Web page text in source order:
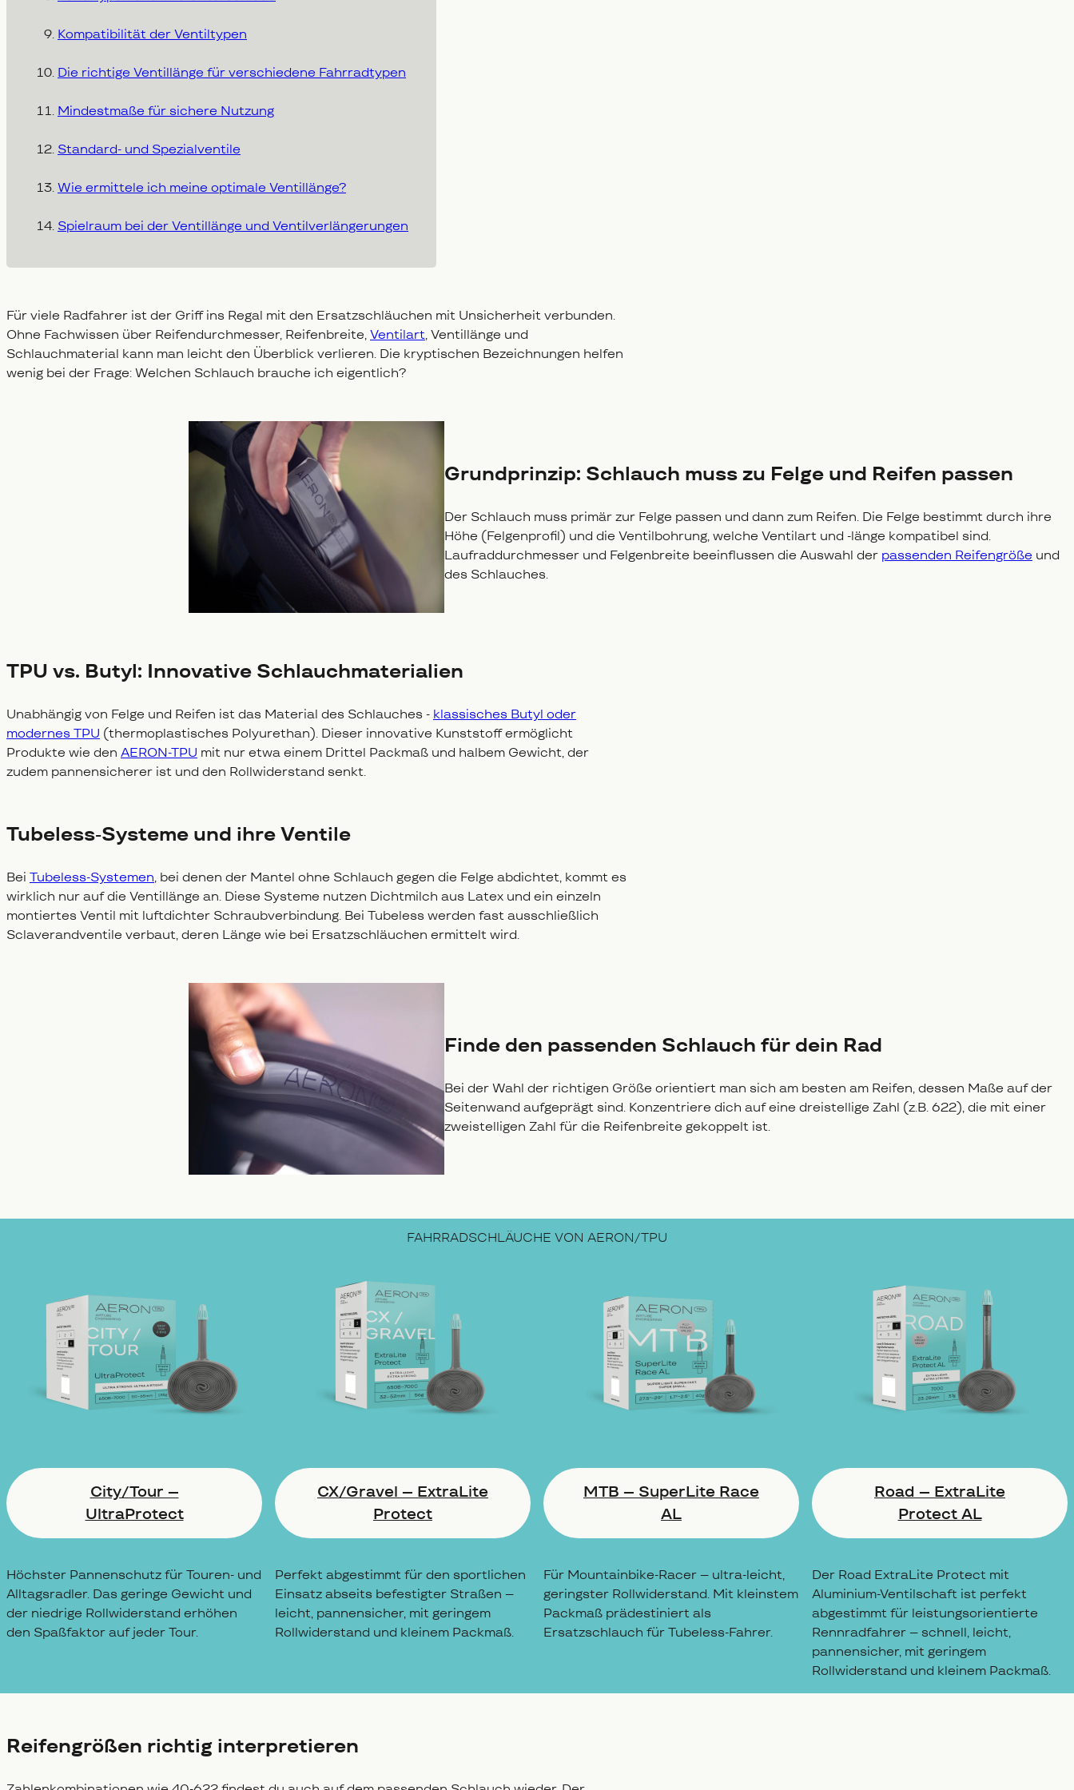
Kompatibilität der Ventiltypen
Die richtige Ventillänge für verschiedene Fahrradtypen
Mindestmaße für sichere Nutzung
Standard- und Spezialventile
Wie ermittele ich meine optimale Ventillänge?
Spielraum bei der Ventillänge und Ventilverlängerungen
Für viele Radfahrer ist der Griff ins Regal mit den Ersatzschläuchen mit Unsicherheit verbunden.
Ohne Fachwissen über Reifendurchmesser, Reifenbreite,Ventilart, Ventillänge und
Schlauchmaterial kann man leicht den Überblick verlieren. Die kryptischen Bezeichnungen helfen
wenig bei der Frage: Welchen Schlauch brauche ich eigentlich?
Grundprinzip: Schlauch muss zu Felge und Reifen passen
Der Schlauch muss primär zur Felge passen und dann zum Reifen. Die Felge bestimmt durch ihre
Höhe (Felgenprofil) und die Ventilbohrung, welche Ventilart und -länge kompatibel sind.
Laufraddurchmesser und Felgenbreite beeinflussen die Auswahl der passenden Reifengröße und
des Schlauches.
TPU vs. Butyl: Innovative Schlauchmaterialien
Unabhängig von Felge und Reifen ist das Material des Schlauches - klassisches Butyl oder
modernes TPU (thermoplastisches Polyurethan). Dieser innovative Kunststoff ermöglicht
Produkte wie den AERON-TPU mit nur etwa einem Drittel Packmaß und halbem Gewicht, der
zudem pannensicherer ist und den Rollwiderstand senkt.
Tubeless-Systeme und ihre Ventile
Bei Tubeless-Systemen, bei denen der Mantel ohne Schlauch gegen die Felge abdichtet, kommt es
wirklich nur auf die Ventillänge an. Diese Systeme nutzen Dichtmilch aus Latex und ein einzeln
montiertes Ventil mit luftdichter Schraubverbindung. Bei Tubeless werden fast ausschließlich
Sclaverandventile verbaut, deren Länge wie bei Ersatzschläuchen ermittelt wird.
Finde den passenden Schlauch für dein Rad
Bei der Wahl der richtigen Größe orientiert man sich am besten am Reifen, dessen Maße auf der
Seitenwand aufgeprägt sind. Konzentriere dich auf eine dreistellige Zahl (z.B. 622), die mit einer
zweistelligen Zahl für die Reifenbreite gekoppelt ist.
FAHRRADSCHLÄUCHE VON AERON/TPU
City/Tour –
UltraProtect
Höchster Pannenschutz für Touren- und
Alltagsradler. Das geringe Gewicht und
der niedrige Rollwiderstand erhöhen
den Spaßfaktor auf jeder Tour.
CX/Gravel – ExtraLite
Protect
Perfekt abgestimmt für den sportlichen
Einsatz abseits befestigter Straßen –
leicht, pannensicher, mit geringem
Rollwiderstand und kleinem Packmaß.
MTB – SuperLite Race
AL
Für Mountainbike-Racer – ultra-leicht,
geringster Rollwiderstand. Mit kleinstem
Packmaß prädestiniert als
Ersatzschlauch für Tubeless-Fahrer.
Road – ExtraLite
Protect AL
Der Road ExtraLite Protect mit
Aluminium-Ventilschaft ist perfekt
abgestimmt für leistungsorientierte
Rennradfahrer – schnell, leicht,
pannensicher, mit geringem
Rollwiderstand und kleinem Packmaß.
Reifengrößen richtig interpretieren